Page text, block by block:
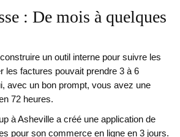
: De mois à quelques
un outil interne pour suivre les
les factures pouvait prendre 3 à 6
avec un bon prompt, vous avez une
72 heures.
à Asheville a créé une application de
pour son commerce en ligne en 3 jours.